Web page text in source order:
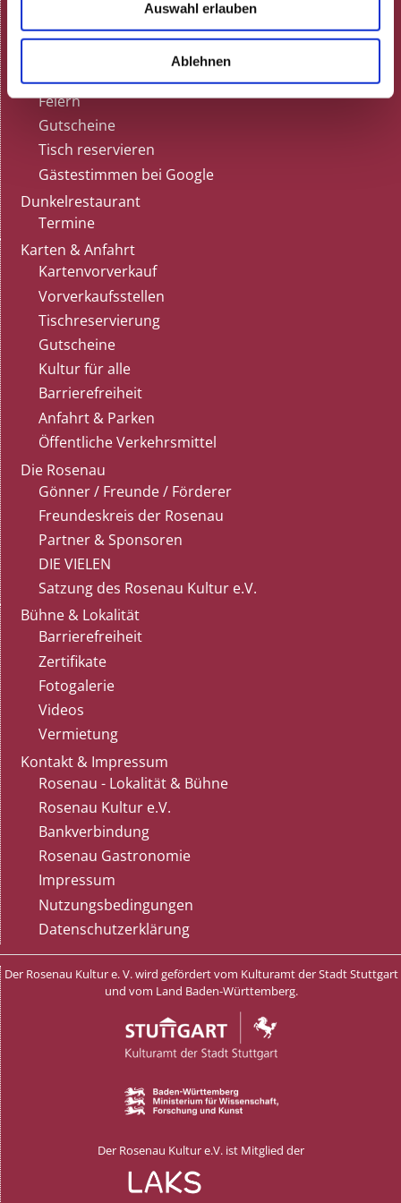
Auswahl erlauben
Ablehnen
Neulich in der Rosenau!
ARCHIV
Speisekarte
Feiern
Gutscheine
Tisch reservieren
Gästestimmen bei Google
Dunkelrestaurant
Termine
Karten & Anfahrt
Kartenvorverkauf
Vorverkaufsstellen
Tischreservierung
Gutscheine
Kultur für alle
Barrierefreiheit
Anfahrt & Parken
Öffentliche Verkehrsmittel
Die Rosenau
Gönner / Freunde / Förderer
Freundeskreis der Rosenau
Partner & Sponsoren
DIE VIELEN
Satzung des Rosenau Kultur e.V.
Bühne & Lokalität
Barrierefreiheit
Zertifikate
Fotogalerie
Videos
Vermietung
Kontakt & Impressum
Rosenau - Lokalität & Bühne
Rosenau Kultur e.V.
Bankverbindung
Rosenau Gastronomie
Impressum
Nutzungsbedingungen
Datenschutzerklärung
Der Rosenau Kultur e. V. wird gefördert vom Kulturamt der Stadt Stuttgart
und vom Land Baden-Württemberg.
Der Rosenau Kultur e.V. ist Mitglied der